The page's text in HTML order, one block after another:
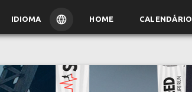
IDIOMA HOME CALENDÁRIO